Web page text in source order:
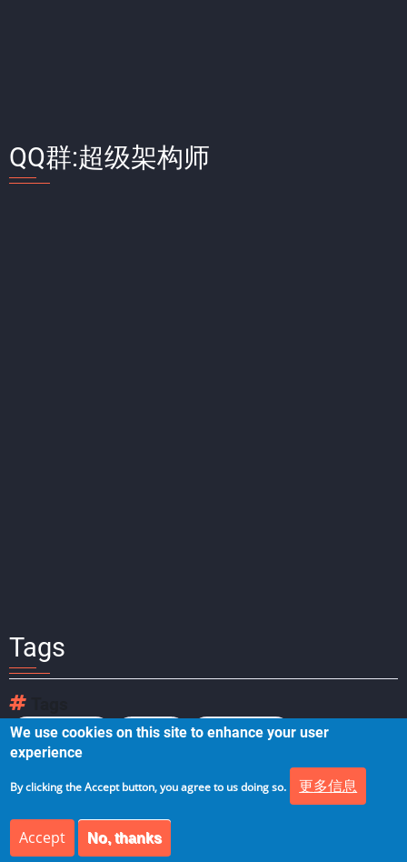
QQ群:超级架构师
Tags
数据保护法规 数据保护 数据保护合规
© 2026 架构师研究会, All rights reserved.
We use cookies on this site to enhance your user
experience
By clicking the Accept button, you agree to us doing so. 更多信息
Accept No, thanks